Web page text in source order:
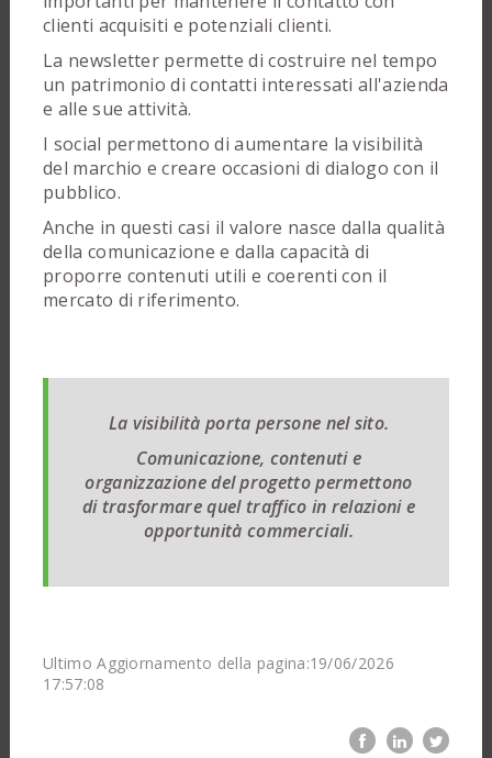
clienti acquisiti e potenziali clienti.
La newsletter permette di costruire nel tempo
un patrimonio di contatti interessati all'azienda
e alle sue attività.
I social permettono di aumentare la visibilità
del marchio e creare occasioni di dialogo con il
pubblico.
Anche in questi casi il valore nasce dalla qualità
della comunicazione e dalla capacità di
proporre contenuti utili e coerenti con il
mercato di riferimento.
La visibilità porta persone nel sito.
Comunicazione, contenuti e
organizzazione del progetto permettono
di trasformare quel traffico in relazioni e
opportunità commerciali.
Ultimo Aggiornamento della pagina:19/06/2026
17:57:08